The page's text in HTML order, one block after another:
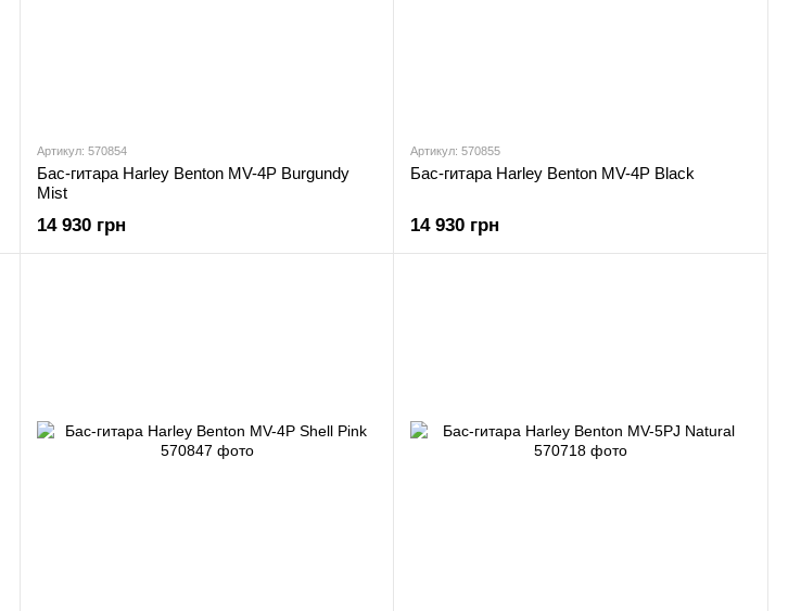
Артикул: 570854
Бас-гитара Harley Benton MV-4P Burgundy
Mist
14 930 грн
Артикул: 570855
Бас-гитара Harley Benton MV-4P Black
14 930 грн